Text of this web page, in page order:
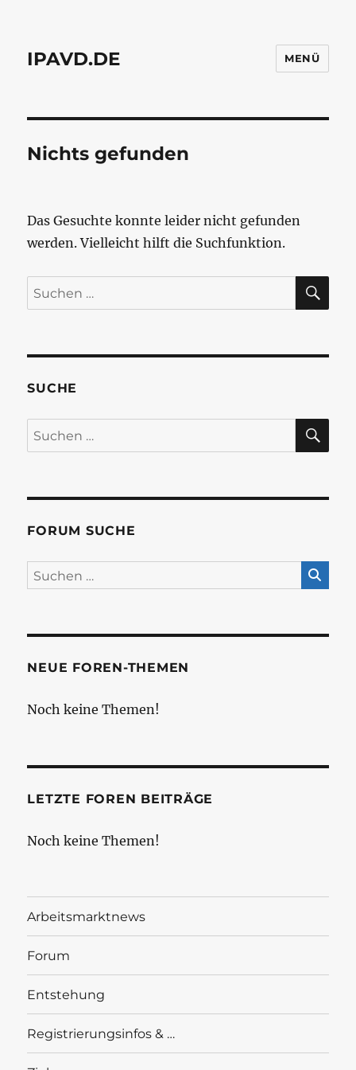
IPAVD.DE MENÜ
Nichts gefunden
Das Gesuchte konnte leider nicht gefunden
werden. Vielleicht hilft die Suchfunktion.
Suchen
nach:
SUCHE
Suchen
nach:
FORUM SUCHE
NEUE FOREN-THEMEN
Noch keine Themen!
LETZTE FOREN BEITRÄGE
Noch keine Themen!
Arbeitsmarktnews
Forum
Entstehung
Registrierungsinfos & …